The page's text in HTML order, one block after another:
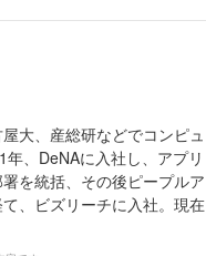
大、産総研などでコンピュ
、DeNAに入社し、アプリ
を統括、その後ピープルア
、ビズリーチに入社。現在